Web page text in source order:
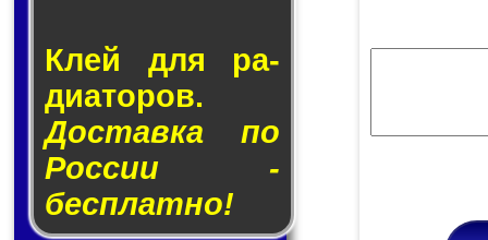
Клей для ра­
ди­а­то­ров.
Доставка по
России -
бесплатно!